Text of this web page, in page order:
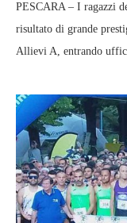
PESCARA – I ragazzi
risultato di grande
Allievi A, entrando